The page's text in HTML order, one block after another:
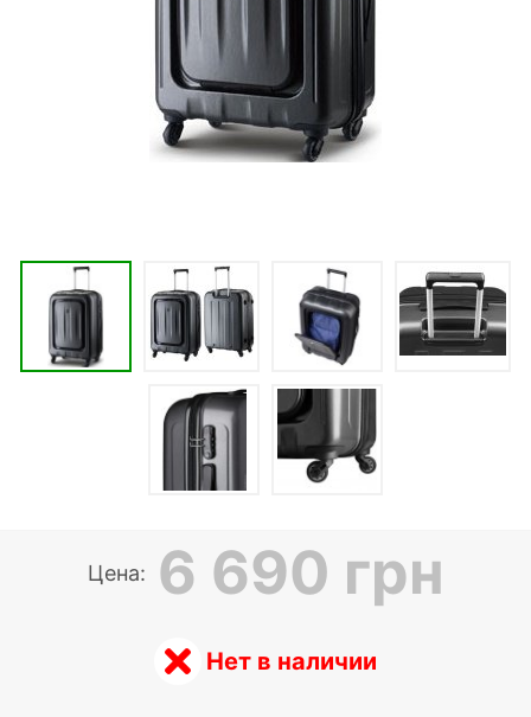
Цена: 6 690 грн
Нет в наличии